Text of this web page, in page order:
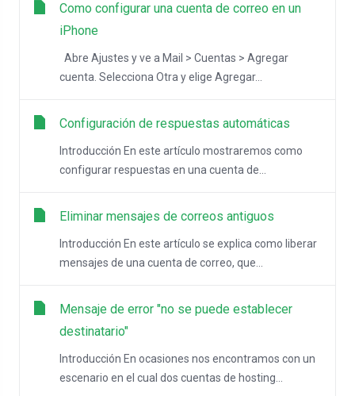
Como configurar una cuenta de correo en un
iPhone
Abre Ajustes y ve a Mail > Cuentas > Agregar
cuenta. Selecciona Otra y elige Agregar...
Configuración de respuestas automáticas
Introducción En este artículo mostraremos como
configurar respuestas en una cuenta de...
Eliminar mensajes de correos antiguos
Introducción En este artículo se explica como liberar
mensajes de una cuenta de correo, que...
Mensaje de error "no se puede establecer
destinatario"
Introducción En ocasiones nos encontramos con un
escenario en el cual dos cuentas de hosting...